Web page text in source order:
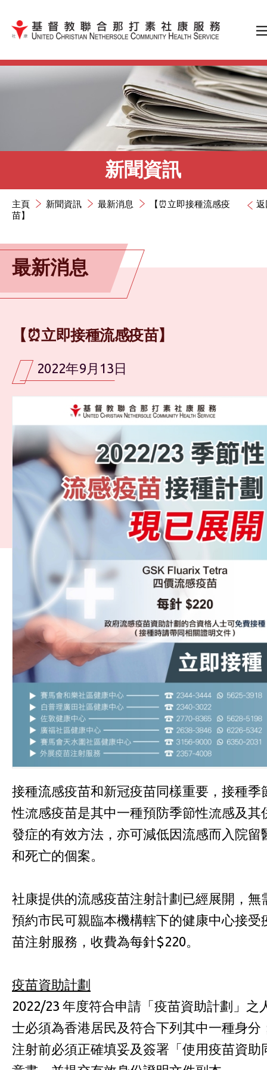
跳到內容（按輸入鍵）
新聞資訊
返
主頁 新聞資訊 最新消息
【⏰立即接種流感疫
苗】
最新消息
【⏰立即接種流感疫苗】
2022年9月13日
接種流感疫苗和新冠疫苗同樣重要，接種季
性流感疫苗是其中一種預防季節性流感及其
發症的有效方法，亦可減低因流感而入院留
和死亡的個案。
社康提供的流感疫苗注射計劃已經展開，無
預約市民可親臨本機構轄下的健康中心接受
苗注射服務，收費為每針$220。
疫苗資助計劃
2022/23 年度符合申請「疫苗資助計劃」之
士必須為香港居民及符合下列其中一種身分
注射前必須正確填妥及簽署「使用疫苗資助